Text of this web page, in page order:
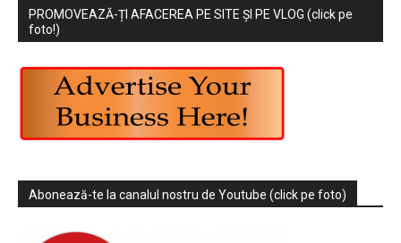
PROMOVEAZĂ-ȚI AFACEREA PE SITE ȘI PE VLOG (click pe
foto!)
Abonează-te la canalul nostru de Youtube (click pe foto)